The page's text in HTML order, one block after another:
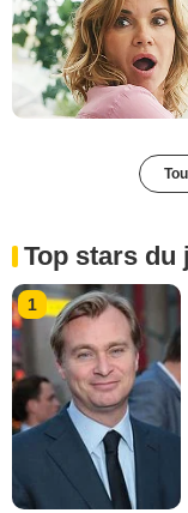
Top stars du
1